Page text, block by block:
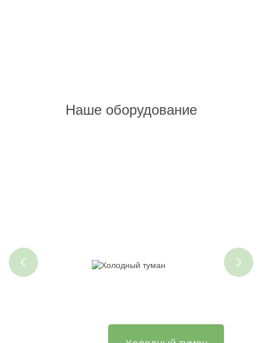
Наше оборудование